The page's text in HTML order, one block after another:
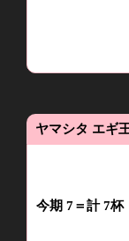
ヤマシタ エギ
今期 7＝計7杯